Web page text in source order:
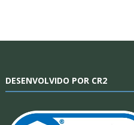
DESENVOLVIDO POR CR2